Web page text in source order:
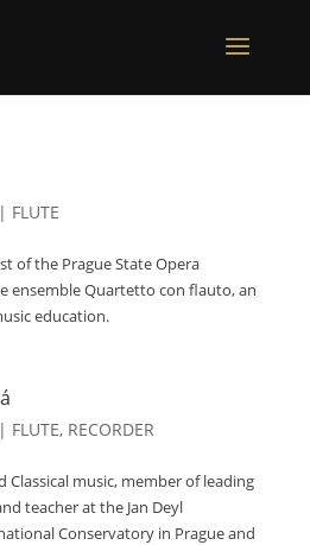
| FLUTE
of the Prague State Opera
ensemble Quartetto con flauto, an
education.
| FLUTE, RECORDER
Classical music, member of leading
teacher at the Jan Deyl
Conservatory in Prague and